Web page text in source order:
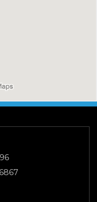
calidad, la
entornos hostiles y
el
una vida útil más
versátil y